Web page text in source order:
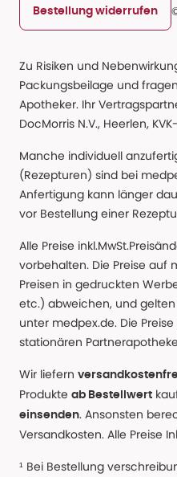
Bestellung widerrufen
Zu Risiken und
Packungsbeilage und
Apotheker. Ihr
DocMorris N.V., Heerlen,
Manche individuell
(Rezepturen) sind bei
Anfertigung kann länger
vor Bestellung einer
Alle Preise
vorbehalten. Die Preise auf
Preisen in gedruckten
etc.) abweichen, und
unter medpex.de. Die
stationären
Wir liefern
Produkte ab Bestellwert
einsenden. Ansonsten
Versandkosten. Alle Preise
¹ Bei Bestellung